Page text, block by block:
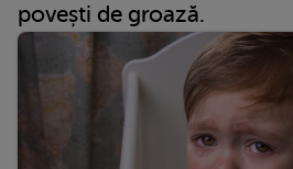
povești de groază.